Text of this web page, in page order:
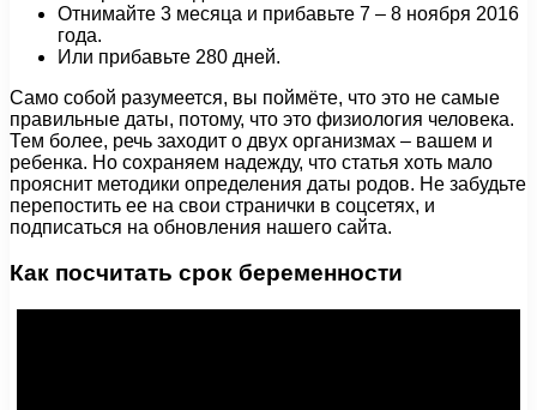
Отнимайте 3 месяца и прибавьте 7 – 8 ноября 2016
года.
Или прибавьте 280 дней.
Само собой разумеется, вы поймёте, что это не самые
правильные даты, потому, что это физиология человека.
Тем более, речь заходит о двух организмах – вашем и
ребенка. Но сохраняем надежду, что статья хоть мало
прояснит методики определения даты родов. Не забудьте
перепостить ее на свои странички в соцсетях, и
подписаться на обновления нашего сайта.
Как посчитать срок беременности